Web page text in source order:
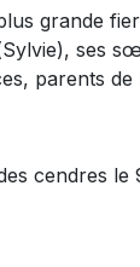
grande
ses
parents
cendres